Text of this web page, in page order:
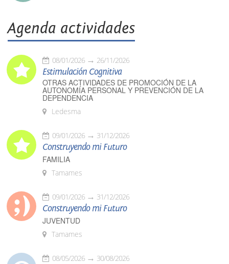
Agenda actividades
08/01/2026 26/11/2026
Estimulación Cognitiva
OTRAS ACTIVIDADES DE PROMOCIÓN DE LA
AUTONOMÍA PERSONAL Y PREVENCIÓN DE LA
DEPENDENCIA
Ledesma
09/01/2026 31/12/2026
Construyendo mi Futuro
FAMILIA
Tamames
09/01/2026 31/12/2026
Construyendo mi Futuro
JUVENTUD
Tamames
08/05/2026 30/08/2026